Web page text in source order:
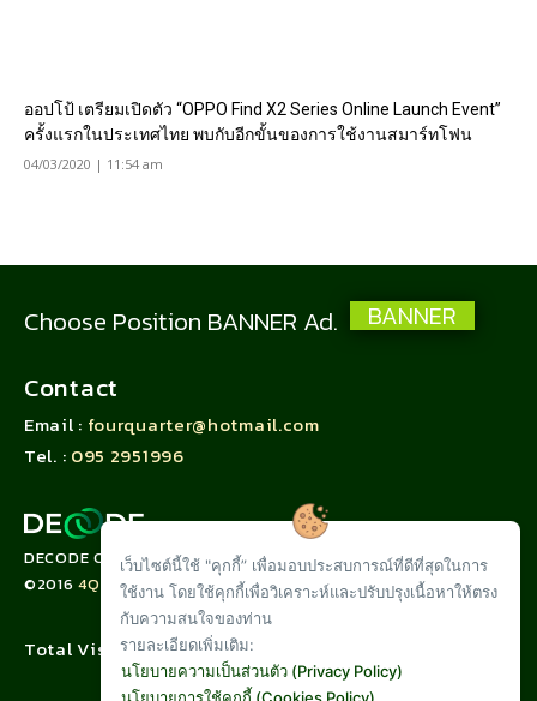
ออปโป้ เตรียมเปิดตัว “OPPO Find X2 Series Online Launch Event”
ครั้งแรกในประเทศไทย พบกับอีกขั้นของการใช้งานสมาร์ทโฟน
04/03/2020 | 11:54 am
Choose Position BANNER Ad. BANNER
Contact
Email : fourquarter@hotmail.com
Tel. : 095 2951996
DECODE CORPORATION LIMITED
©20164QUARTER.CO
Total Visit :
เว็บไซต์นี้ใช้ "คุกกี้” เพื่อมอบประสบการณ์ที่ดีที่สุดในการ
ใช้งาน โดยใช้คุกกี้เพื่อวิเคราะห์และปรับปรุงเนื้อหาให้ตรง
กับความสนใจของท่าน
รายละเอียดเพิ่มเติม:
นโยบายความเป็นส่วนตัว (Privacy Policy)